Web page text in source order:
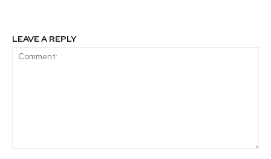
LEAVE A REPLY